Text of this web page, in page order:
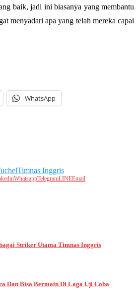
baik, jadi ini biasanya yang membantu
menyadari apa yang telah mereka capai
WhatsApp
Timnas Inggris
WhatsappTelegramLINEEmail
Striker Utama Timnas Inggris
Dan Bisa Bermain Di Laga Uji Coba